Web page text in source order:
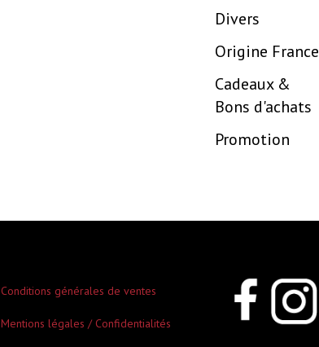
Divers
Origine France
Cadeaux &
Bons d'achats
Promotion
Conditions générales de ventes
Mentions légales / Confidentialités